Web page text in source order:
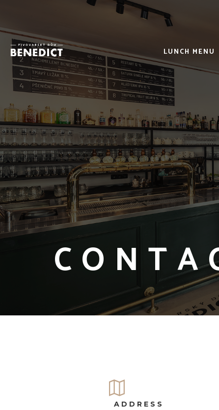
LUNCH MENU
ADDRESS